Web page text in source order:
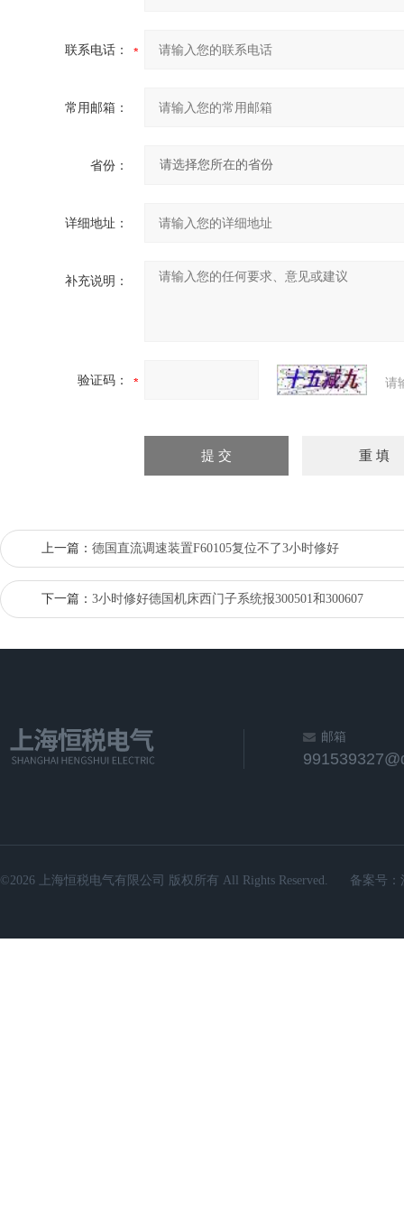
联系电话：
常用邮箱：
省份：
详细地址：
补充说明：
验证码： 请
上一篇： 德国直流调速装置F60105复位不了3小时修好
下一篇： 3小时修好德国机床西门子系统报300501和300607
邮箱
©2026 上海恒税电气有限公司 版权所有 All Rights Reserved. 备案号：